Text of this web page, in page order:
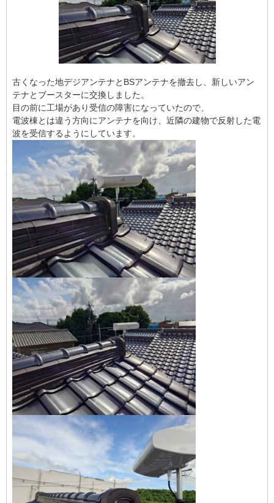
古くなった地デジアンテナとBSアンテナを撤去し、新しいアン
テナとブースターに交換しました。
目の前に工場があり受信の障害になっていたので、
電波棟とは違う方向にアンテナを向け、近隣の建物で反射した電
波を受信するようにしています。